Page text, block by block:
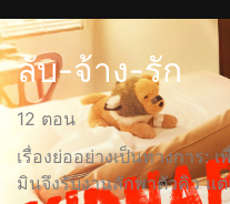
ลับ-จ้าง-รัก
12 ตอน
เรื่องย่ออย่างเป็นทางการ:
มินจึงรับงานลักพาตัวคิว แ